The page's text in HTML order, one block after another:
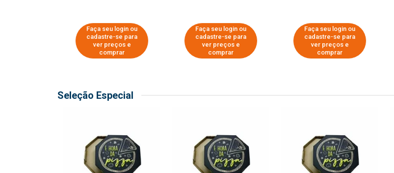
Faça seu login ou
cadastre-se para
ver preços e
comprar
Faça seu login ou
cadastre-se para
ver preços e
comprar
Faça seu login ou
cadastre-se para
ver preços e
comprar
Seleção Especial